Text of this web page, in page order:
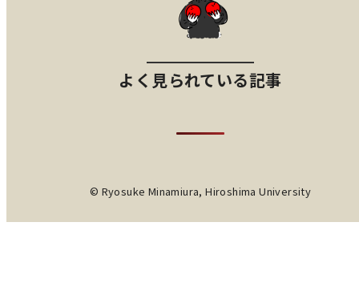
よく見られている記事
© Ryosuke Minamiura, Hiroshima University